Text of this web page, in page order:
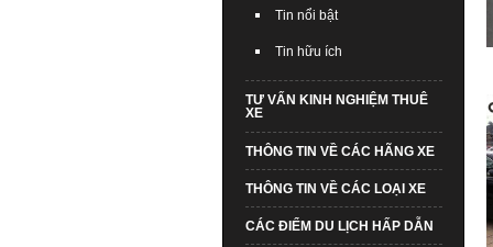
Tin nổi bật
Tin hữu ích
TƯ VẤN KINH NGHIỆM THUÊ
XE
THÔNG TIN VỀ CÁC HÃNG XE
THÔNG TIN VỀ CÁC LOẠI XE
CÁC ĐIỂM DU LỊCH HẤP DẪN